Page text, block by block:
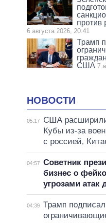
против
6 августа 2026, 20:41
Трамп
США 7
НОВОСТИ
05:17
США
Кубы из-за
с россией,
04:57 Советник
бизнес о
угрозами атак
04:39 Трамп